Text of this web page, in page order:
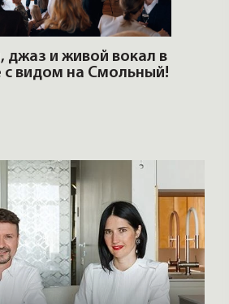
джаз и живой вокал в
с видом на Смольный!